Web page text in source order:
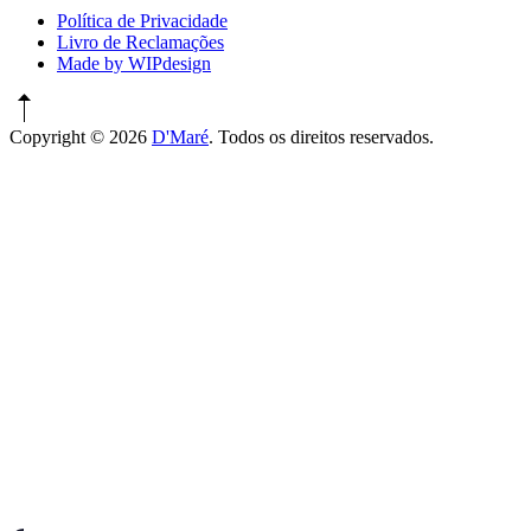
Política de Privacidade
Livro de Reclamações
Made by WIPdesign
Copyright © 2026 D'Maré. Todos os direitos reservados.